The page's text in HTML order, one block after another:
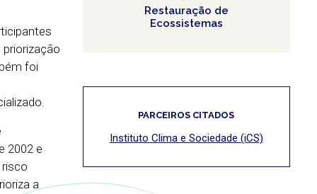
foi
2002 e
a
Restauração de
Ecossistemas
PARCEIROS CITADOS
Instituto Clima e Sociedade (iCS)